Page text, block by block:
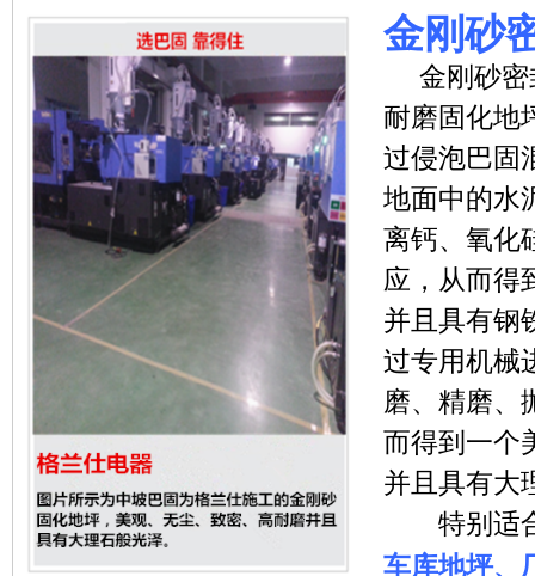
金刚砂
金刚砂
耐磨固化地
过侵泡巴固
地面中的水
离钙、氧化
应，从而得
并且具有钢
过专用机械
磨、精磨、
而得到一个
并且具有大
特别适
车库地坪、